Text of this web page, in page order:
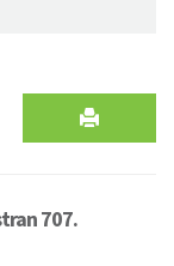
707.